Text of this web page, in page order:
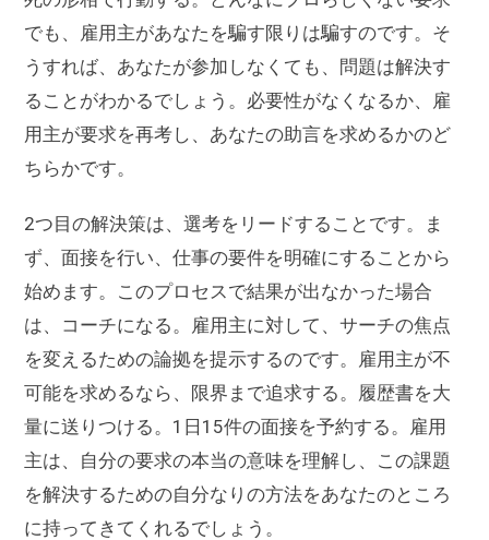
でも、雇用主があなたを騙す限りは騙すのです。そ
うすれば、あなたが参加しなくても、問題は解決す
ることがわかるでしょう。必要性がなくなるか、雇
用主が要求を再考し、あなたの助言を求めるかのど
ちらかです。
2つ目の解決策は、選考をリードすることです。ま
ず、面接を行い、仕事の要件を明確にすることから
始めます。このプロセスで結果が出なかった場合
は、コーチになる。雇用主に対して、サーチの焦点
を変えるための論拠を提示するのです。雇用主が不
可能を求めるなら、限界まで追求する。履歴書を大
量に送りつける。1日15件の面接を予約する。雇用
主は、自分の要求の本当の意味を理解し、この課題
を解決するための自分なりの方法をあなたのところ
に持ってきてくれるでしょう。